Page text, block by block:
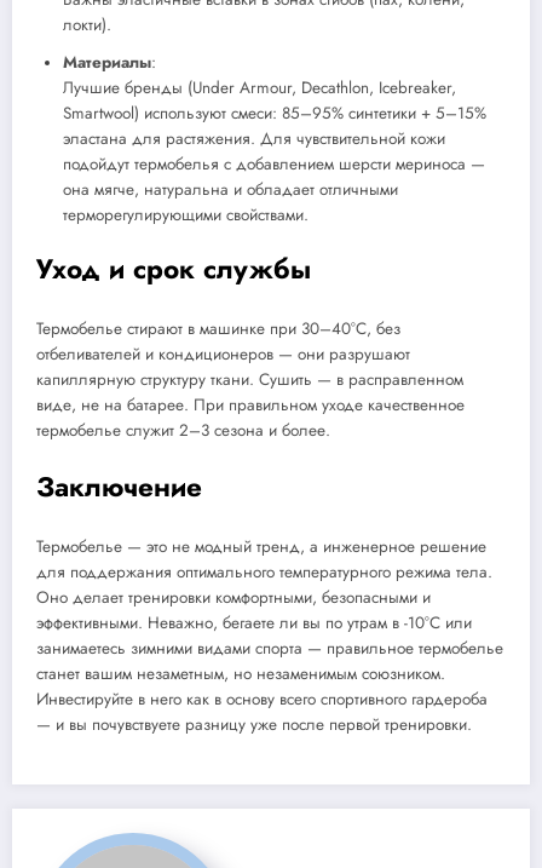
локти).
Материалы:
Лучшие бренды (Under Armour, Decathlon, Icebreaker,
Smartwool) используют смеси: 85–95% синтетики + 5–15%
эластана для растяжения. Для чувствительной кожи
подойдут термобелья с добавлением шерсти мериноса —
она мягче, натуральна и обладает отличными
терморегулирующими свойствами.
Уход и срок службы
Термобелье стирают в машинке при 30–40°C, без
отбеливателей и кондиционеров — они разрушают
капиллярную структуру ткани. Сушить — в расправленном
виде, не на батарее. При правильном уходе качественное
термобелье служит 2–3 сезона и более.
Заключение
Термобелье — это не модный тренд, а инженерное решение
для поддержания оптимального температурного режима тела.
Оно делает тренировки комфортными, безопасными и
эффективными. Неважно, бегаете ли вы по утрам в -10°C или
занимаетесь зимними видами спорта — правильное термобелье
станет вашим незаметным, но незаменимым союзником.
Инвестируйте в него как в основу всего спортивного гардероба
— и вы почувствуете разницу уже после первой тренировки.